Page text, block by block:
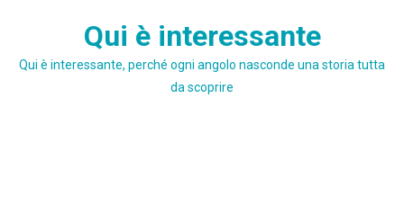
Qui è interessante
Qui è interessante, perché ogni angolo nasconde una storia tutta
da scoprire